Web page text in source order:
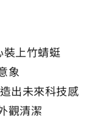
裝上竹蜻蜓
象
出未來科技感
觀清潔